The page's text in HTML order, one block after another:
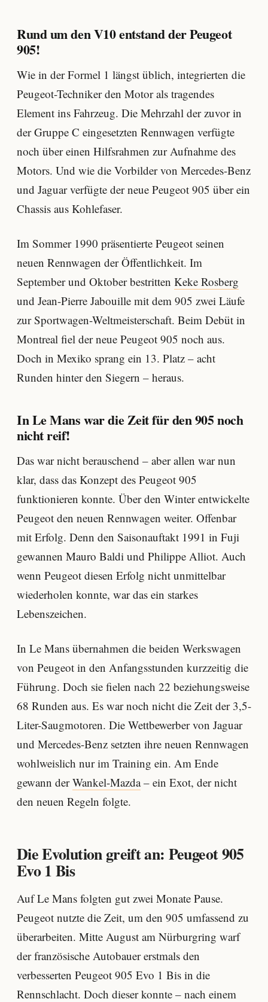
Rund um den V10 entstand der Peugeot
905!
Wie in der Formel 1 längst üblich, integrierten die
Peugeot-Techniker den Motor als tragendes
Element ins Fahrzeug. Die Mehrzahl der zuvor in
der Gruppe C eingesetzten Rennwagen verfügte
noch über einen Hilfsrahmen zur Aufnahme des
Motors. Und wie die Vorbilder von Mercedes-Benz
und Jaguar verfügte der neue Peugeot 905 über ein
Chassis aus Kohlefaser.
Im Sommer 1990 präsentierte Peugeot seinen
neuen Rennwagen der Öffentlichkeit. Im
September und Oktober bestritten Keke Rosberg
und Jean-Pierre Jabouille mit dem 905 zwei Läufe
zur Sportwagen-Weltmeisterschaft. Beim Debüt in
Montreal fiel der neue Peugeot 905 noch aus.
Doch in Mexiko sprang ein 13. Platz – acht
Runden hinter den Siegern – heraus.
In Le Mans war die Zeit für den 905 noch
nicht reif!
Das war nicht berauschend – aber allen war nun
klar, dass das Konzept des Peugeot 905
funktionieren konnte. Über den Winter entwickelte
Peugeot den neuen Rennwagen weiter. Offenbar
mit Erfolg. Denn den Saisonauftakt 1991 in Fuji
gewannen Mauro Baldi und Philippe Alliot. Auch
wenn Peugeot diesen Erfolg nicht unmittelbar
wiederholen konnte, war das ein starkes
Lebenszeichen.
In Le Mans übernahmen die beiden Werkswagen
von Peugeot in den Anfangsstunden kurzzeitig die
Führung. Doch sie fielen nach 22 beziehungsweise
68 Runden aus. Es war noch nicht die Zeit der 3,5-
Liter-Saugmotoren. Die Wettbewerber von Jaguar
und Mercedes-Benz setzten ihre neuen Rennwagen
wohlweislich nur im Training ein. Am Ende
gewann derWankel-Mazda– ein Exot, der nicht
den neuen Regeln folgte.
Die Evolution greift an: Peugeot 905
Evo 1 Bis
Auf Le Mans folgten gut zwei Monate Pause.
Peugeot nutzte die Zeit, um den 905 umfassend zu
überarbeiten. Mitte August am Nürburgring warf
der französische Autobauer erstmals den
verbesserten Peugeot 905 Evo 1 Bis in die
Rennschlacht. Doch dieser konnte – nach einem